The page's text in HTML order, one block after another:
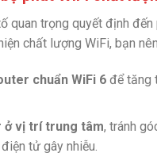
quan trọng quyết định
chất lượng WiFi, bạn
chuẩn WiFi 6để tăng
vị trí trung tâm, tránh
tử gây nhiễu.